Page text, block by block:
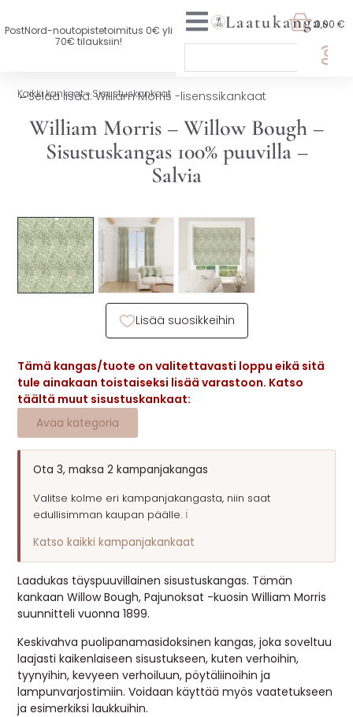
PostNord-noutopistetoimitus 0€ yli
70€ tilauksiin!
UUTTA VALIKOIMASSA
KAIKKI KANKAAT
SISUSTUSKANKAAT
YLEISKANKAAT
LISENSOIDUT KANKAAT
KANKAAT A-Ö
MUUT
🔖 OUTLET
OHJEITA
USEIN KYSYTTYÄ
OTA YHTEYTTÄ
Laatukangas0,00 €
Kaikki kankaat»Sisustuskankaat
←Selaa lisää: William Morris -lisenssikankaat
William Morris – Willow Bough –
Sisustuskangas 100% puuvilla –
Salvia
Tämä kangas/tuote on valitettavasti loppu eikä sitä
tule ainakaan toistaiseksi lisää varastoon. Katso
täältä muut sisustuskankaat:
Avaa kategoria
Ota 3, maksa 2 kampanjakangas
Valitse kolme eri kampanjakangasta, niin saat
edullisimman kaupan päälle. ℹ️
Katso kaikki kampanjakankaat
Laadukas täyspuuvillainen sisustuskangas. Tämän
kankaan Willow Bough, Pajunoksat -kuosin William Morris
suunnitteli vuonna 1899.
Keskivahva puolipanamasidoksinen kangas, joka soveltuu
laajasti kaikenlaiseen sisustukseen, kuten verhoihin,
tyynyihin, kevyeen verhoiluun, pöytäliinoihin ja
lampunvarjostimiin. Voidaan käyttää myös vaatetukseen
ja esimerkiksi laukkuihin.
Lisää suosikkeihin